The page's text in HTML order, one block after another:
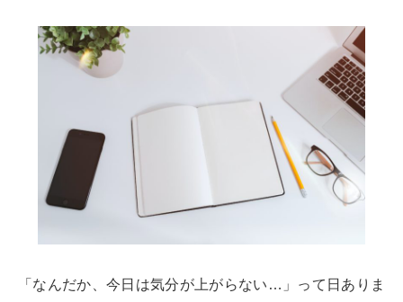
「なんだか、今日は気分が上がらない…」って日ありま